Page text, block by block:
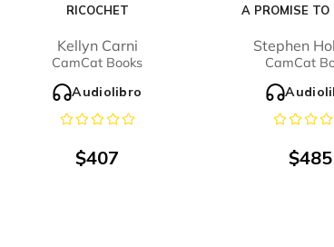
RICOCHET
Kellyn Carni
CamCat Books
Audiolibro
$407
A PROMISE TO
Stephen
CamCat
$485